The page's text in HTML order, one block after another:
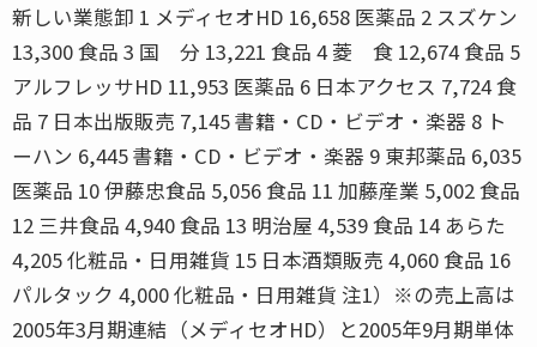
新しい業態卸 1 メディセオHD 16,658 医薬品 2 スズケン
13,300 食品 3 国 分 13,221 食品 4 菱 食 12,674 食品 5
アルフレッサHD 11,953 医薬品 6 日本アクセス 7,724 食
品 7 日本出版販売 7,145 書籍・CD・ビデオ・楽器 8 ト
ーハン 6,445 書籍・CD・ビデオ・楽器 9 東邦薬品 6,035
医薬品 10 伊藤忠食品 5,056 食品 11 加藤産業 5,002 食品
12 三井食品 4,940 食品 13 明治屋 4,539 食品 14 あらた
4,205 化粧品・日用雑貨 15 日本酒類販売 4,060 食品 16
パルタック 4,000 化粧品・日用雑貨 注1）※の売上高は
2005年3月期連結（メディセオHD）と2005年9月期単体